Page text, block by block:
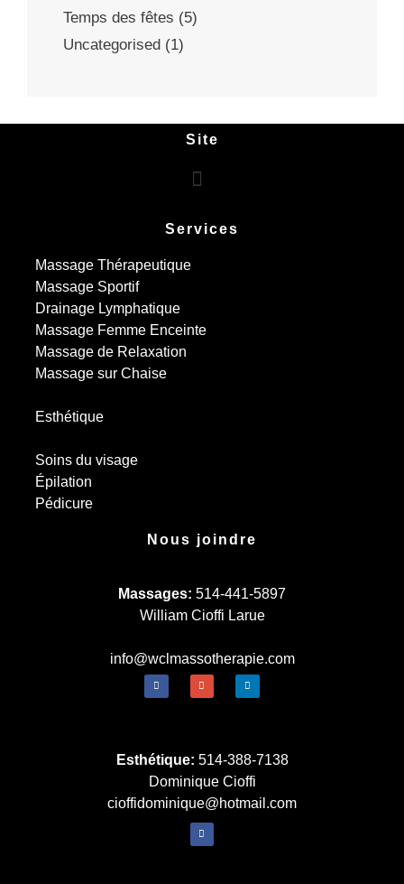
Temps des fêtes (5)
Uncategorised (1)
Site
Services
Massage Thérapeutique
Massage Sportif
Drainage Lymphatique
Massage Femme Enceinte
Massage de Relaxation
Massage sur Chaise
Esthétique
Soins du visage
Épilation
Pédicure
Nous joindre
Massages: 514-441-5897
William Cioffi Larue
info@wclmassotherapie.com
Esthétique: 514-388-7138
Dominique Cioffi
cioffidominique@hotmail.com